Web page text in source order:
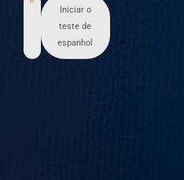
Iniciar o
teste de
espanhol